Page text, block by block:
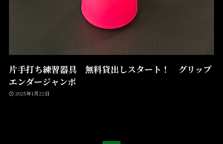
片手打ち練習器具 無料貸出しスタート！ グリップ
エンダージャンボ
2025年1月22日